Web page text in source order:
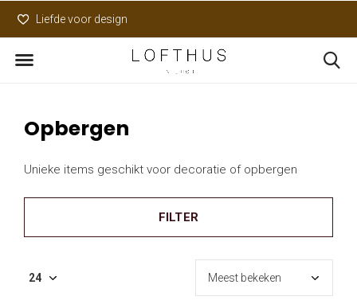
Liefde voor design
Opbergen
Unieke items geschikt voor decoratie of opbergen
FILTER